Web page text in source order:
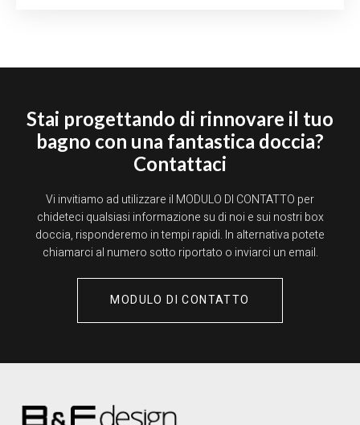
Stai progettando di rinnovare il tuo
bagno con una fantastica doccia?
Contattaci
Vi invitiamo ad utilizzare il MODULO DI CONTATTO per
chideteci qualsiasi informazione su di noi e sui nostri box
doccia, risponderemo in tempi rapidi. In alternativa potete
chiamarci al numero sotto riportato o inviarci un email.
MODULO DI CONTATTO